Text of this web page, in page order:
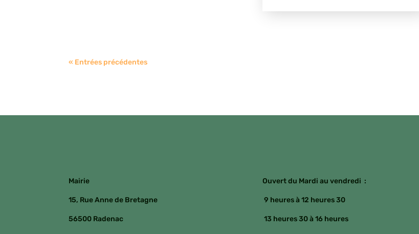
« Entrées précédentes
Mairie
15, Rue Anne de Bretagne
56500 Radenac
Ouvert du Mardi au vendredi :
9 heures à 12 heures 30
13 heures 30 à 16 heures